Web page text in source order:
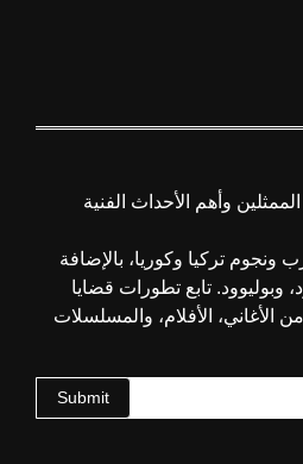
وأهم الأحداث الفنية
ونجوم تركيا وكوريا، بالإضافة
وبوليوود. تابع تطورات قضايا
الأغاني، الأفلام، والمسلسلات
Submit